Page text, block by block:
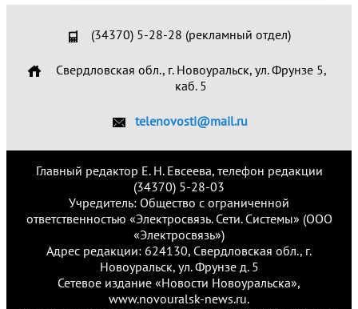
(34370) 5-28-28 (рекламный отдел)
Свердловская обл., г. Новоуральск, ул. Фрунзе 5,
каб. 5
telenovosti@mail.ru
Главный редактор Е. Н. Евсеева, телефон редакции
(34370) 5-28-03
Учредитель: Общество с ограниченной
ответственностью «Электросвязь. Сети. Системы» (ООО
«Электросвязь»)
Адрес редакции: 624130, Свердловская обл., г.
Новоуральск, ул. Фрунзе д. 5
Сетевое издание «Новости Новоуральска»,
www.novouralsk-news.ru.